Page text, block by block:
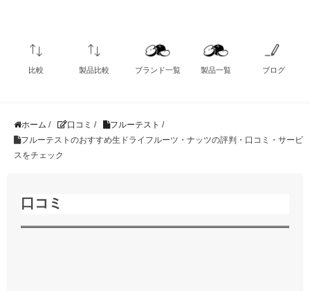
比較 製品比較 ブランド一覧 製品一覧 ブログ
ホーム / 口コミ / フルーテスト /
フルーテストのおすすめ生ドライフルーツ・ナッツの評判・口コミ・サービ
スをチェック
口コミ